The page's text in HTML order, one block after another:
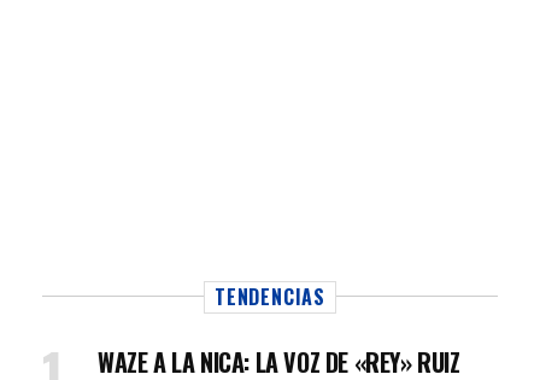
TENDENCIAS
WAZE A LA NICA: LA VOZ DE «REY» RUIZ